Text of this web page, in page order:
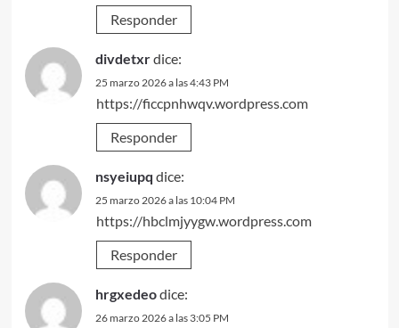
Responder
divdetxrdice:
25 marzo 2026 a las 4:43 PM
https://ficcpnhwqv.wordpress.com
Responder
nsyeiupq dice:
25 marzo 2026 a las 10:04 PM
https://hbclmjyygw.wordpress.com
Responder
hrgxedeodice:
26 marzo 2026 a las 3:05 PM